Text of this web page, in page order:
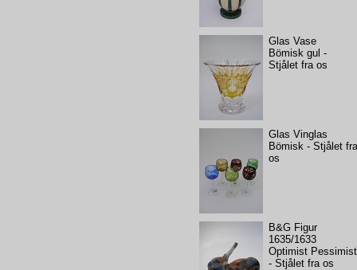
Glas Vase
Bömisk gul -
Stjålet fra os
Glas Vinglas
Bömisk - Stjålet
os
B&G Figur
1635/1633
Optimist Pessimist
- Stjålet fra os